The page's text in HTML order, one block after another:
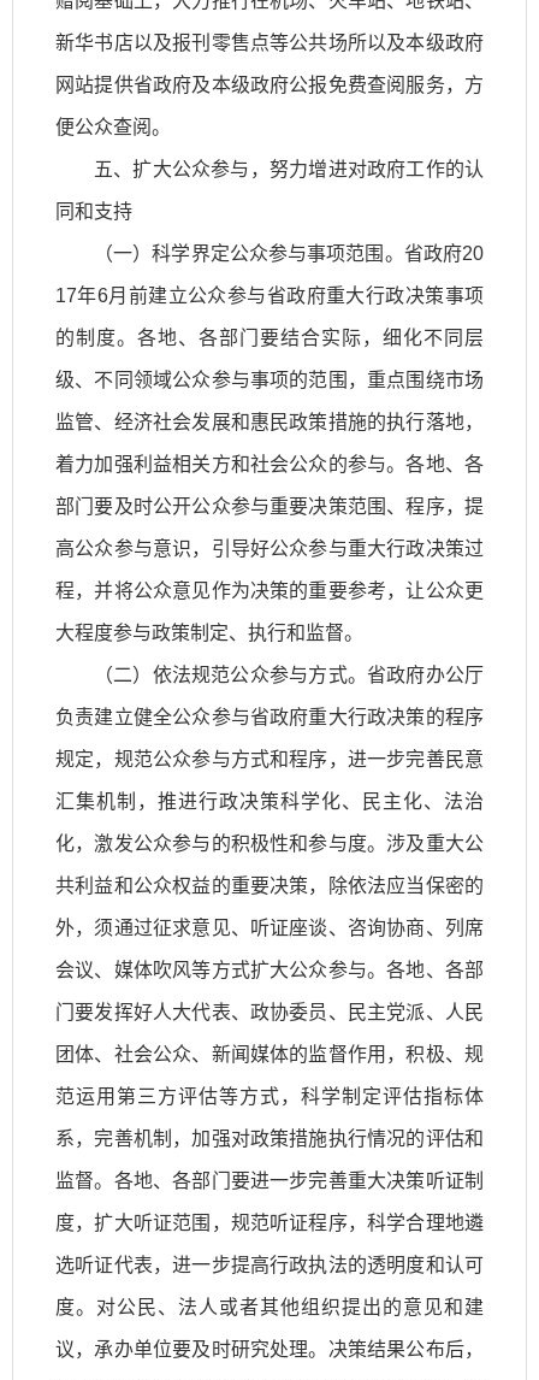
新华书店以及报刊零售点等公共场所以及本级政府
网站提供省政府及本级政府公报免费查阅服务，方
便公众查阅。
五、扩大公众参与，努力增进对政府工作的认
同和支持
（一）科学界定公众参与事项范围。省政府20
17年6月前建立公众参与省政府重大行政决策事项
的制度。各地、各部门要结合实际，细化不同层
级、不同领域公众参与事项的范围，重点围绕市场
监管、经济社会发展和惠民政策措施的执行落地，
着力加强利益相关方和社会公众的参与。各地、各
部门要及时公开公众参与重要决策范围、程序，提
高公众参与意识，引导好公众参与重大行政决策过
程，并将公众意见作为决策的重要参考，让公众更
大程度参与政策制定、执行和监督。
（二）依法规范公众参与方式。省政府办公厅
负责建立健全公众参与省政府重大行政决策的程序
规定，规范公众参与方式和程序，进一步完善民意
汇集机制，推进行政决策科学化、民主化、法治
化，激发公众参与的积极性和参与度。涉及重大公
共利益和公众权益的重要决策，除依法应当保密的
外，须通过征求意见、听证座谈、咨询协商、列席
会议、媒体吹风等方式扩大公众参与。各地、各部
门要发挥好人大代表、政协委员、民主党派、人民
团体、社会公众、新闻媒体的监督作用，积极、规
范运用第三方评估等方式，科学制定评估指标体
系，完善机制，加强对政策措施执行情况的评估和
监督。各地、各部门要进一步完善重大决策听证制
度，扩大听证范围，规范听证程序，科学合理地遴
选听证代表，进一步提高行政执法的透明度和认可
度。对公民、法人或者其他组织提出的意见和建
议，承办单位要及时研究处理。决策结果公布后，